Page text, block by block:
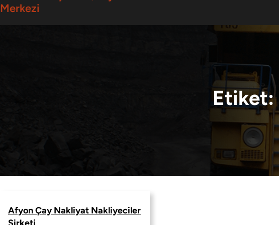
Merkezi
Etiket:
Afyon Çay Nakliyat Nakliyeciler